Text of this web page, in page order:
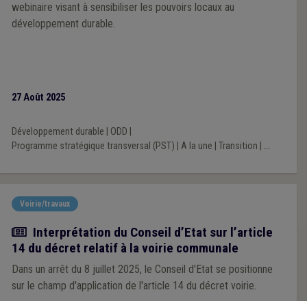
webinaire visant à sensibiliser les pouvoirs locaux au
développement durable.
27 Août 2025
Développement durable ODD
Programme stratégique transversal (PST) A la une Transition ...
Voirie/travaux
Actualité
Interprétation du Conseil d’Etat sur l’article
14 du décret relatif à la voirie communale
Dans un arrêt du 8 juillet 2025, le Conseil d'Etat se positionne
sur le champ d'application de l'article 14 du décret voirie.